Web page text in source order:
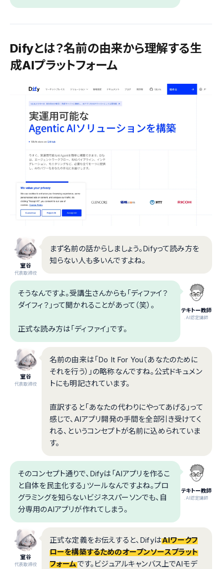
Difyとは？名前の由来から理解する生
成AIプラットフォーム
室谷
代表取締役
まず名前の話からしましょう。Difyって読み方を
知らない人も多いんですよね。
テキトー教師
.AI認定講師
そうなんですよ。受講生さんからも「ディファイ？
ダイフィ？」って聞かれることがあって（笑）。
正式な読み方は「ディファイ」です。
室谷
代表取締役
名前の由来は「Do It For You（あなたのために
それを行う）」の略称なんですね。公式ドキュメン
トにも明記されています。
直訳すると「あなたの代わりにやってあげる」って
感じで、AIアプリ開発の手間を全部引き受けてく
れる、というコンセプトが名前に込められていま
す。
テキトー教師
.AI認定講師
そのコンセプト通りで、Difyは「AIアプリを作るこ
と自体を民主化する」ツールなんですよね。プロ
グラミングを知らないビジネスパーソンでも、自
分専用のAIアプリが作れてしまう。
室谷
代表取締役
正式な定義をお伝えすると、DifyはAIワークフ
ローを構築するためのオープンソースプラット
フォームです。ビジュアルキャンバス上でAIモデ